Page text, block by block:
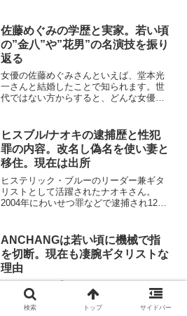
ことなどについて書いてみたいと思...
佐藤めぐみの学歴と実家。若い頃
の”金八”や”花男”の名演技を振り
返る
女優の佐藤めぐみさんといえば、堂本光
一さんと結婚したことで知られます。世
代ではない方からすると、どんな女優な
作「金八先生」と「花より男子」に出演
した頃について振り返って...
ヒスブル/ナオキの逮捕歴と性犯
罪の内容。改名し偽名を使い妻と
移住。現在は出所
ヒステリック・ブルーのリーダー兼ギタ
リストとして活躍されたナオキさん。
2004年にわいせつ罪などで逮捕され12年
2020年に再犯。波乱万丈な人生を歩むナ
オキさんですが...
ANCHANGは若い頃に機械で指
を切断。現在も凄腕ギタリストな
理由
のリーダーで、ボーカルとギターを担当
しているANCHANGさん。バンドではほ
検索 トップ サイドバー